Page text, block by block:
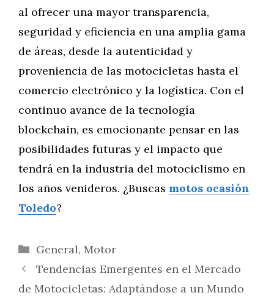
al ofrecer una mayor transparencia,
seguridad y eficiencia en una amplia gama
de áreas, desde la autenticidad y
proveniencia de las motocicletas hasta el
comercio electrónico y la logística. Con el
continuo avance de la tecnología
blockchain, es emocionante pensar en las
posibilidades futuras y el impacto que
tendrá en la industria del motociclismo en
los años venideros. ¿Buscas motos ocasión
Toledo?
Categorías
General, Motor
Tendencias Emergentes en el Mercado
de Motocicletas: Adaptándose a un Mundo